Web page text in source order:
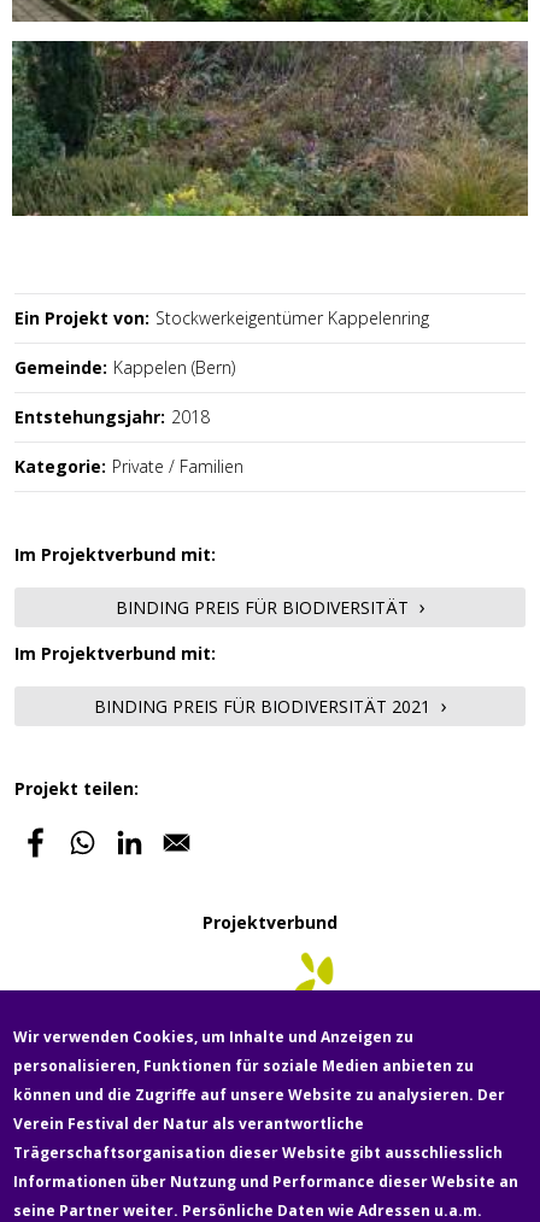
Ein Projekt von: Stockwerkeigentümer Kappelenring
Gemeinde: Kappelen (Bern)
Entstehungsjahr: 2018
Kategorie: Private / Familien
Im Projektverbund mit:
BINDING PREIS FÜR BIODIVERSITÄT
Im Projektverbund mit:
BINDING PREIS FÜR BIODIVERSITÄT 2021
Projekt teilen:
Projektverbund
Fußzeile
Newsletter Über uns Kontakt Medien
Wir verwenden Cookies, um Inhalte und Anzeigen zu
personalisieren, Funktionen für soziale Medien anbieten zu
können und die Zugriffe auf unsere Website zu analysieren. Der
Verein Festival der Natur als verantwortliche
Trägerschaftsorganisation dieser Website gibt ausschliesslich
Informationen über Nutzung und Performance dieser Website an
seine Partner weiter. Persönliche Daten wie Adressen u.a.m.